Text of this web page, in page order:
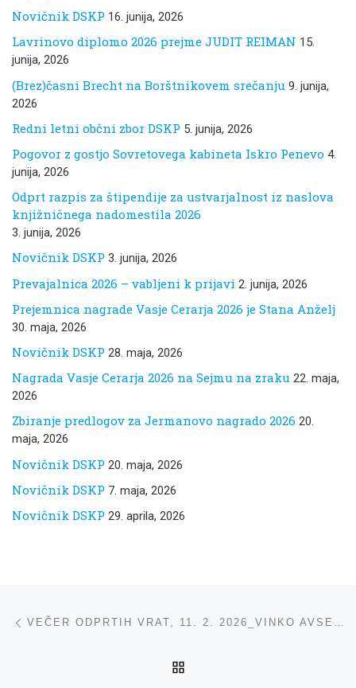
Novičnik DSKP 16. junija, 2026
Lavrinovo diplomo 2026 prejme JUDIT REIMAN 15.
junija, 2026
(Brez)časni Brecht na Borštnikovem srečanju 9. junija,
2026
Redni letni občni zbor DSKP 5. junija, 2026
Pogovor z gostjo Sovretovega kabineta Iskro Penevo 4.
junija, 2026
Odprt razpis za štipendije za ustvarjalnost iz naslova
knjižničnega nadomestila 2026
3. junija, 2026
Novičnik DSKP 3. junija, 2026
Prevajalnica 2026 – vabljeni k prijavi 2. junija, 2026
Prejemnica nagrade Vasje Cerarja 2026 je Stana Anželj
30. maja, 2026
Novičnik DSKP 28. maja, 2026
Nagrada Vasje Cerarja 2026 na Sejmu na zraku 22. maja,
2026
Zbiranje predlogov za Jermanovo nagrado 2026 20.
maja, 2026
Novičnik DSKP 20. maja, 2026
Novičnik DSKP 7. maja, 2026
Novičnik DSKP 29. aprila, 2026
Navigacija med prispevki VEČER ODPRTIH VRAT, 11. 2. 2026_VINKO AVSENAK